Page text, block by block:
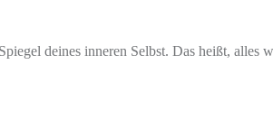
deines inneren Selbst. Das heißt, alles